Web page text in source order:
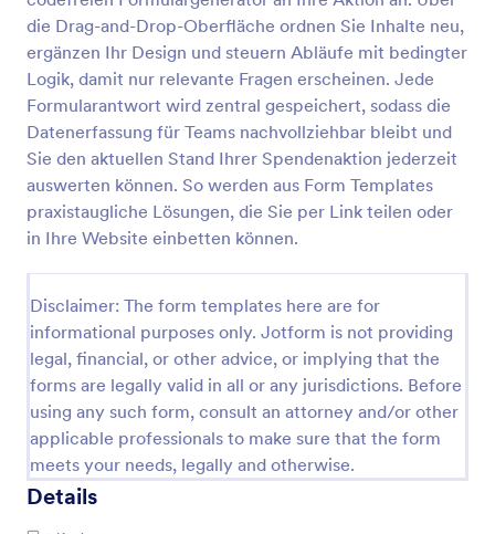
die Drag-and-Drop-Oberfläche ordnen Sie Inhalte neu,
ergänzen Ihr Design und steuern Abläufe mit bedingter
Logik, damit nur relevante Fragen erscheinen. Jede
Formularantwort wird zentral gespeichert, sodass die
Datenerfassung für Teams nachvollziehbar bleibt und
Sie den aktuellen Stand Ihrer Spendenaktion jederzeit
auswerten können. So werden aus Form Templates
praxistaugliche Lösungen, die Sie per Link teilen oder
in Ihre Website einbetten können.
Disclaimer: The form templates here are for
informational purposes only. Jotform is not providing
legal, financial, or other advice, or implying that the
forms are legally valid in all or any jurisdictions. Before
using any such form, consult an attorney and/or other
applicable professionals to make sure that the form
meets your needs, legally and otherwise.
Details
Körperspende Formular
Die Körperspende-Formularvorlage ist ein
medizinisches Dokument, das die beabsichtigte
Körperspende einer verstorbenen Person
Go to Category:
Spendenformulare
Vorschau